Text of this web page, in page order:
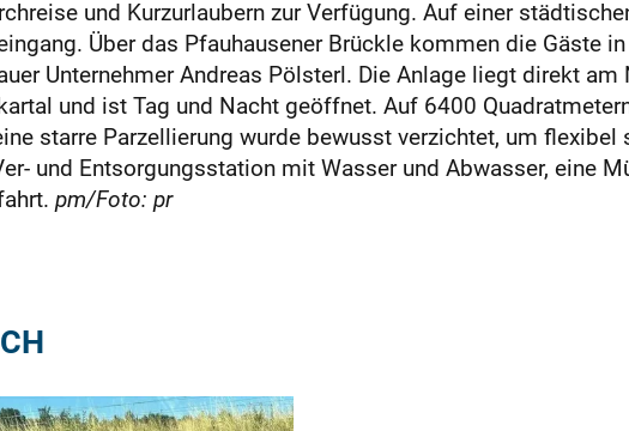
und Kurzurlaubern zur Verfügung. Auf einer
Über das Pfauhausener Brückle kommen die Gäste
Unternehmer Andreas Pölsterl. Die Anlage liegt direkt
und ist Tag und Nacht geöffnet. Auf 6400
starre Parzellierung wurde bewusst verzichtet, um
und Entsorgungsstation mit Wasser und Abwasser, eine
pm/Foto: pr